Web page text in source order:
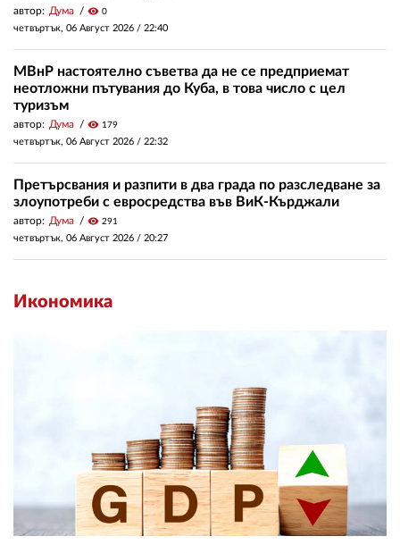
автор: Дума visibility 0
четвъртък, 06 Август 2026 / 22:40
МВнР настоятелно съветва да не се предприемат
неотложни пътувания до Куба, в това число с цел
туризъм
автор: Дума visibility 179
четвъртък, 06 Август 2026 / 22:32
Претърсвания и разпити в два града по разследване за
злоупотреби с евросредства във ВиК-Кърджали
автор: Дума visibility 291
четвъртък, 06 Август 2026 / 20:27
Икономика